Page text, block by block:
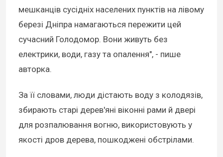
мешканців сусідніх населених пунктів на лівому
березі Дніпра намагаються пережити цей
сучасний Голодомор. Вони живуть без
електрики, води, газу та опалення", - пише
авторка.
За її словами, люди дістають воду з колодязів,
збирають старі дерев'яні віконні рами й двері
для розпалювання вогню, використовують у
якості дров дерева, пошкоджені обстрілами.